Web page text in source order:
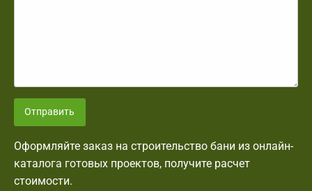
Отправить
Оформляйте заказ на строительство бани из онлайн-
каталога готовых проектов, получите расчет
стоимости.